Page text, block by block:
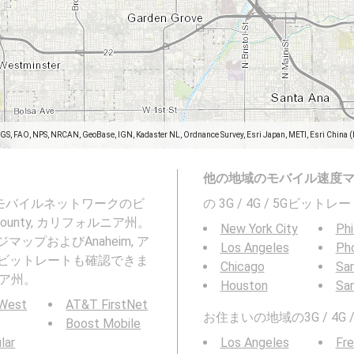
FAO, NPS, NRCAN, GeoBase, IGN, Kadaster NL, Ordnance Survey, Esri Japan, METI, Esri
バイルネットワークのビ
カリフォルニア州。
ップおよびAnaheim, ア
ットレートも確認できま
州。
AT&T FirstNet
Boost Mobile
他の地域のモバイル速度
の 3G / 4G / 5Gビットレ
New York City
Los Angeles
Chicago
Houston
お住まいの地域の3G / 4G
Los Angeles